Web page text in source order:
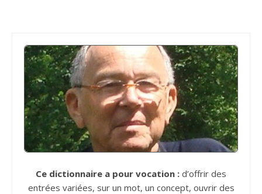
Ce dictionnaire a pour vocation : d’offrir des
entrées variées, sur un mot, un concept, ouvrir des